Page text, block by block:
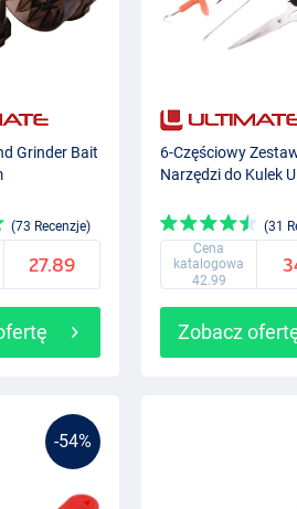
Grinder Bait
(73 Recenzje)
27.89
6-Częściowy
Narzędzi do Kulek
(31
Cena
katalogowa
42.99
Zobacz
-54%